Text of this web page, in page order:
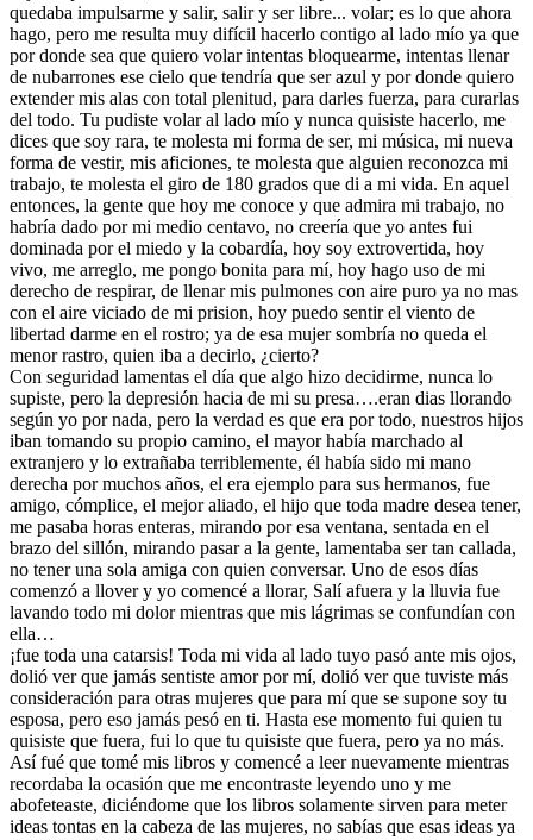
quedaba impulsarme y salir, salir y ser libre... volar; es lo que ahora
hago, pero me resulta muy difícil hacerlo contigo al lado mío ya que
por donde sea que quiero volar intentas bloquearme, intentas llenar
de nubarrones ese cielo que tendría que ser azul y por donde quiero
extender mis alas con total plenitud, para darles fuerza, para curarlas
del todo. Tu pudiste volar al lado mío y nunca quisiste hacerlo, me
dices que soy rara, te molesta mi forma de ser, mi música, mi nueva
forma de vestir, mis aficiones, te molesta que alguien reconozca mi
trabajo, te molesta el giro de 180 grados que di a mi vida. En aquel
entonces, la gente que hoy me conoce y que admira mi trabajo, no
habría dado por mi medio centavo, no creería que yo antes fui
dominada por el miedo y la cobardía, hoy soy extrovertida, hoy
vivo, me arreglo, me pongo bonita para mí, hoy hago uso de mi
derecho de respirar, de llenar mis pulmones con aire puro ya no mas
con el aire viciado de mi prision, hoy puedo sentir el viento de
libertad darme en el rostro; ya de esa mujer sombría no queda el
menor rastro, quien iba a decirlo, ¿cierto?
Con seguridad lamentas el día que algo hizo decidirme, nunca lo
supiste, pero la depresión hacia de mi su presa….eran dias llorando
según yo por nada, pero la verdad es que era por todo, nuestros hijos
iban tomando su propio camino, el mayor había marchado al
extranjero y lo extrañaba terriblemente, él había sido mi mano
derecha por muchos años, el era ejemplo para sus hermanos, fue
amigo, cómplice, el mejor aliado, el hijo que toda madre desea tener,
me pasaba horas enteras, mirando por esa ventana, sentada en el
brazo del sillón, mirando pasar a la gente, lamentaba ser tan callada,
no tener una sola amiga con quien conversar. Uno de esos días
comenzó a llover y yo comencé a llorar, Salí afuera y la lluvia fue
lavando todo mi dolor mientras que mis lágrimas se confundían con
ella…
¡fue toda una catarsis! Toda mi vida al lado tuyo pasó ante mis ojos,
dolió ver que jamás sentiste amor por mí, dolió ver que tuviste más
consideración para otras mujeres que para mí que se supone soy tu
esposa, pero eso jamás pesó en ti. Hasta ese momento fui quien tu
quisiste que fuera, fui lo que tu quisiste que fuera, pero ya no más.
Así fué que tomé mis libros y comencé a leer nuevamente mientras
recordaba la ocasión que me encontraste leyendo uno y me
abofeteaste, diciéndome que los libros solamente sirven para meter
ideas tontas en la cabeza de las mujeres, no sabías que esas ideas ya